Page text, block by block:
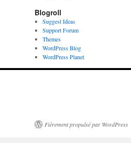
Blogroll
Suggest Ideas
Support Forum
Themes
WordPress Blog
WordPress Planet
Fièrement propulsé par WordPress